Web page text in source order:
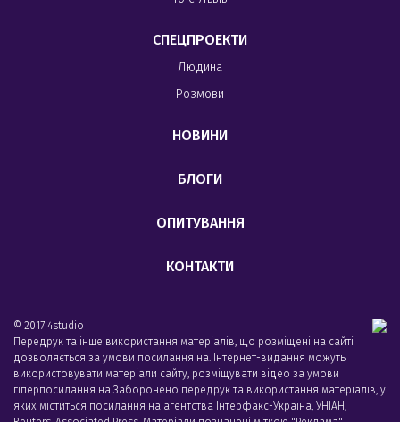
СПЕЦПРОЕКТИ
Людина
Розмови
НОВИНИ
БЛОГИ
ОПИТУВАННЯ
КОНТАКТИ
© 2017 4studio
Передрук та інше використання матеріалів, що розміщені на сайті
дозволяється за умови посилання на. Інтернет-видання можуть
використовувати матеріали сайту, розміщувати відео за умови
гіперпосилання на Заборонено передрук та використання матеріалів, у
яких міститься посилання на агентства Iнтерфакс-Україна, УНIАН,